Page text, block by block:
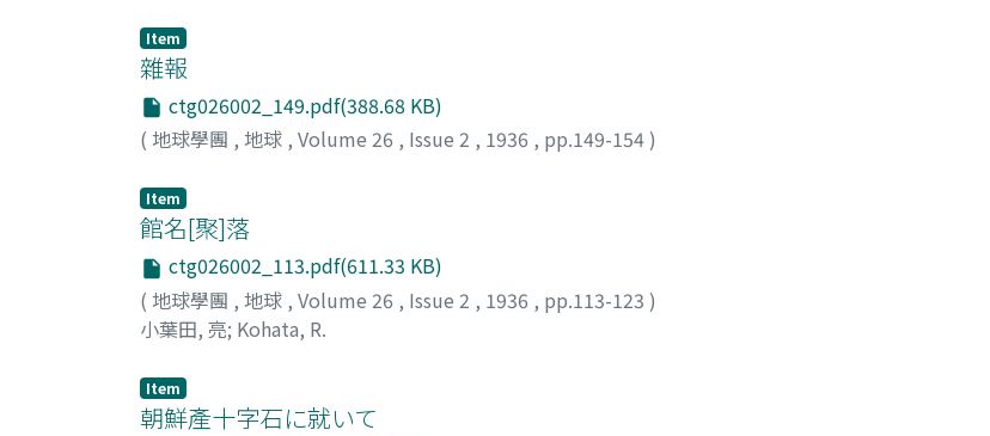
Item
雜報
ctg026002_149.pdf(388.68 KB)
( 地球學團 , 地球 , Volume 26 , Issue 2 , 1936 , pp.149-154)
Item
館名[聚]落
ctg026002_113.pdf(611.33 KB)
( 地球學團 , 地球 , Volume 26 , Issue 2 , 1936 , pp.113-123 )
小葉田, 亮; Kohata, R.
Item
朝鮮產十字石に就いて